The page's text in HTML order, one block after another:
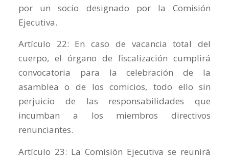
por un socio designado por la Comisión
Ejecutiva.
Artículo 22: En caso de vacancia total del
cuerpo, el órgano de fiscalización cumplirá
convocatoria para la celebración de la
asamblea o de los comicios, todo ello sin
perjuicio de las responsabilidades que
incumban a los miembros directivos
renunciantes.
Artículo 23: La Comisión Ejecutiva se reunirá